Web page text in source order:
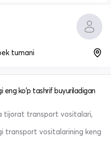
tumani
ko'p tashrif buyuriladigan
tijorat transport vositalari,
transport vositalarining keng